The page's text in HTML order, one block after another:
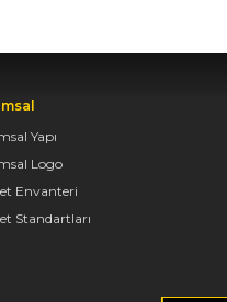
Yapı
Logo
Envanteri
Standartları